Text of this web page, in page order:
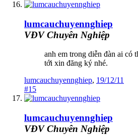
lumcauchuyennghiep
VĐV Chuyên Nghiệp
anh em trong diễn đàn ai có
tới xin đăng ký nhé.
lumcauchuyennghiep, 19/12/11
#15
lumcauchuyennghiep
VĐV Chuyên Nghiệp